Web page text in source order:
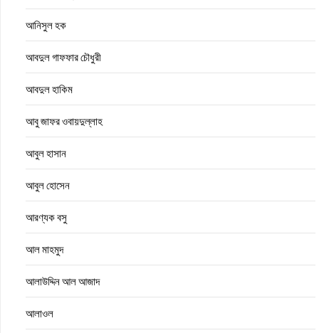
আনিসুল হক
আবদুল গাফফার চৌধুরী
আবদুল হাকিম
আবু জাফর ওবায়দুল্লাহ
আবুল হাসান
আবুল হোসেন
আরণ্যক বসু
আল মাহমুদ
আলাউদ্দিন আল আজাদ
আলাওল